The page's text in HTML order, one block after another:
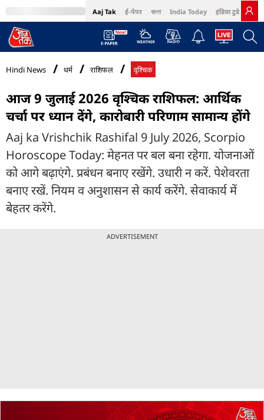
Aaj Tak ई-पेपर বাংলা India Today इंडिया टुडे हिंदी
MumbaiTak Cosmopolitan Harper's Bazaar Northeast
Hindi News धर्म राशिफल वृश्चिक
आज 9 जुलाई 2026 वृश्चिक राशिफल: आर्थिक
चर्चा पर ध्यान देंगे, कारोबारी परिणाम सामान्य होंगे
Aaj ka Vrishchik Rashifal 9 July 2026, Scorpio
Horoscope Today: मेहनत पर बल बना रहेगा. योजनाओं
को आगे बढ़ाएंगे. प्रबंधन बनाए रखेंगे. उधारी न करें. पेशेवरता
बनाए रखें. नियम व अनुशासन से कार्य करेंगे. सेवाकार्य में
बेहतर करेंगे.
ADVERTISEMENT